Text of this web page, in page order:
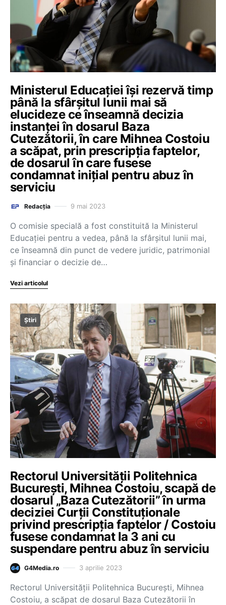
Ministerul Educației își rezervă timp
până la sfârșitul lunii mai să
elucideze ce înseamnă decizia
instanței în dosarul Baza
Cutezătorii, în care Mihnea Costoiu
a scăpat, prin prescripția faptelor,
de dosarul în care fusese
condamnat inițial pentru abuz în
serviciu
Redacția 9 mai 2023
O comisie specială a fost constituită la Ministerul
Educației pentru a vedea, până la sfârșitul lunii mai,
ce înseamnă din punct de vedere juridic, patrimonial
și financiar o decizie de…
Vezi articolul
Știri
Rectorul Universității Politehnica
București, Mihnea Costoiu, scapă de
dosarul „Baza Cutezătorii” în urma
deciziei Curții Constituționale
privind prescripția faptelor / Costoiu
fusese condamnat la 3 ani cu
suspendare pentru abuz în serviciu
G4Media.ro 3 aprilie 2023
Rectorul Universității Politehnica București, Mihnea
Costoiu, a scăpat de dosarul Baza Cutezătorii în